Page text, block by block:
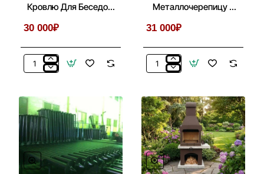
Кровлю Для Беседок,
30 000₽
Глухая
Кровлю
Для
Беседок,
Бытовок,
Хозблоков
4х5
Металлочерепицу В
31 000₽
Заменить
Металлочерепицу
В
Беседках
4х5